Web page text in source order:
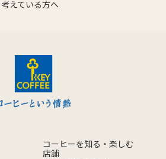
えている方へ
コーヒーを知る・楽しむ
店舗